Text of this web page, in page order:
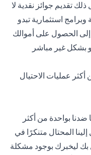
تقديم جوائز نقدية لا
استثمارية تبدو
إلى الحصول على أموالك
بشكل غير مباشر
عمليات الاحتيال
ضدنا بواحدة من أكثر
المحتال متنكرًا في
ليخبرك بوجود مشكلة